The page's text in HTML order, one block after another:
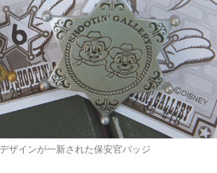
デザインが一新された保安官バッジ